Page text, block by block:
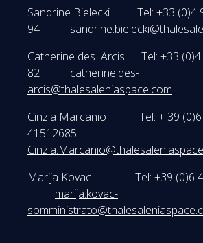
Sandrine Bielecki Tel: +33 (0)4
94
Catherine des Arcis Tel: +33 (0)4
82 catherine.des-
arcis@thalesaleniaspace.com
Cinzia Marcanio Tel: + 39 (0)6
41512685
Marija Kovac Tel: +39 (0)6
marija.kovac-